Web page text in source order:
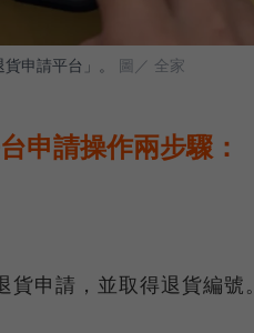
申請平台」。 圖／ 全家
申請操作兩步驟：
申請，並取得退貨編號。